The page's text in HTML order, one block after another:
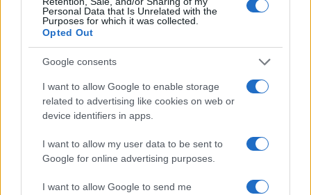
Personal Data that Is Unrelated with the
Purposes for which it was collected.
Opted Out
Google consents
I want to allow Google to enable storage
related to advertising like cookies on web or
device identifiers in apps.
I want to allow my user data to be sent to
Google for online advertising purposes.
I want to allow Google to send me
κάθειρξης. Εντούτοις, κυβερνητικοί κύκλοι
αφήνουν ανοιχτό το ενδεχόμενο να επιτραπεί
στον Οτσαλάν να έχει συναντήσεις με
ακαδημαϊκούς, δημοσιογράφους και κοινωνικούς
φορείς, προκειμένου να ενισχυθεί ο
διαμεσολαβητικός του ρόλος. Μάλιστα, ενόψει
των θρησκευτικών εορτών, αναμένεται επίσκεψη
αντιπροσωπείας του DEM στο νησί-φυλακή του
Ιμραλί. Το διεθνές ενδιαφέρον για τις εξελίξεις
παραμένει έντονο, με τον επικεφαλής των
Συριακών Δημοκρατικών Δυνάμεων (SDF),
Μαζλούμ Αμπντί, να δηλώνει ότι σχεδιάζει
επίσκεψη στην Τουρκία, κατά την οποία ενδέχεται